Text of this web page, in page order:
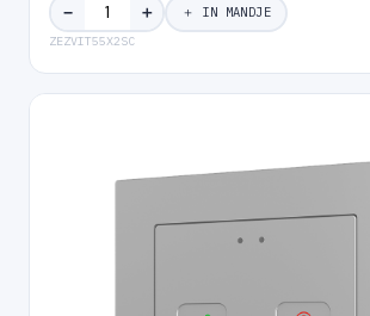
− ＋ ＋ IN MANDJE
ZEZVIT55X2SC